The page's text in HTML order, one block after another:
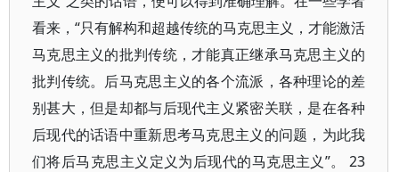
看来，“只有解构和超越传统的马克思主义，才能激活
马克思主义的批判传统，才能真正继承马克思主义的
批判传统。后马克思主义的各个流派，各种理论的差
别甚大，但是却都与后现代主义紧密关联，是在各种
后现代的话语中重新思考马克思主义的问题，为此我
们将后马克思主义定义为后现代的马克思主义”。 23